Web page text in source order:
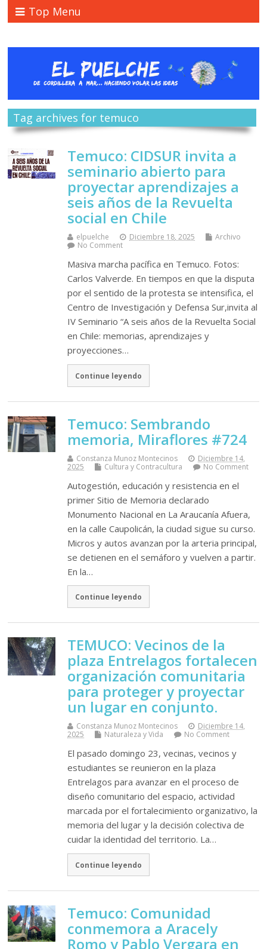
Top Menu
Tag archives for temuco
Temuco: CIDSUR invita a
seminario abierto para
proyectar aprendizajes a
seis años de la Revuelta
social en Chile
elpuelche Diciembre 18, 2025
Archivo
No Comment
Masiva marcha pacífica en Temuco. Fotos:
Carlos Valverde. En tiempos en que la disputa
por el sentido de la protesta se intensifica, el
Centro de Investigación y Defensa Sur,invita al
IV Seminario “A seis años de la Revuelta Social
en Chile: memorias, aprendizajes y
proyecciones…
Continue leyendo
Temuco: Sembrando
memoria, Miraflores #724
Constanza Munoz Montecinos
Diciembre 14,
2025
Cultura y Contracultura No Comment
Autogestión, educación y resistencia en el
primer Sitio de Memoria declarado
Monumento Nacional en La Araucanía Afuera,
en la calle Caupolicán, la ciudad sigue su curso.
Micros y autos avanzan por la arteria principal,
se detienen en el semáforo y vuelven a partir.
En la…
Continue leyendo
TEMUCO: Vecinos de la
plaza Entrelagos fortalecen
organización comunitaria
para proteger y proyectar
un lugar en conjunto.
Constanza Munoz Montecinos
Diciembre 14,
2025
Naturaleza y Vida No Comment
El pasado domingo 23, vecinas, vecinos y
estudiantes se reunieron en la plaza
Entrelagos para avanzar en el proceso de
diseño comunitario del espacio, actividad
marcada por el fortalecimiento organizativo, la
memoria del lugar y la decisión colectiva de
cuidar la identidad del territorio. La…
Continue leyendo
Temuco: Comunidad
conmemora a Aracely
Romo y Pablo Vergara en